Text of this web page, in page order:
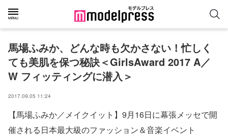
馬場ふみか、どんな時も欠かさない！忙しく
ても美肌を保つ秘訣＜GirlsAward 2017 A／
W フィッティングに潜入＞
2017.09.05 11:24
【馬場ふみか／メイクイット】9月16日に幕張メッセで開
催される日本最大級のファッション＆音楽イベント